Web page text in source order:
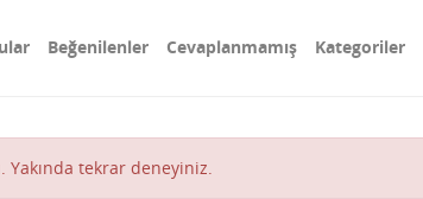
Beğenilenler Cevaplanmamış Kategoriler
Yakında tekrar deneyiniz.